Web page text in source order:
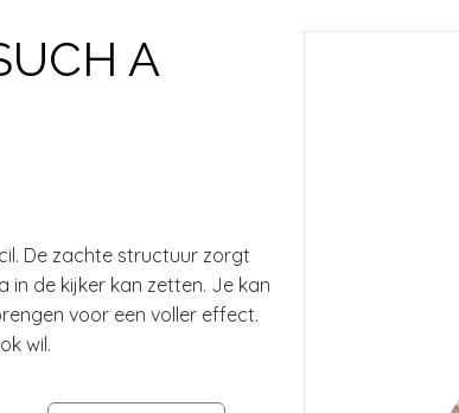
A
De zachte structuur zorgt
in de kijker kan zetten. Je kan
voor een voller effect.
wil.